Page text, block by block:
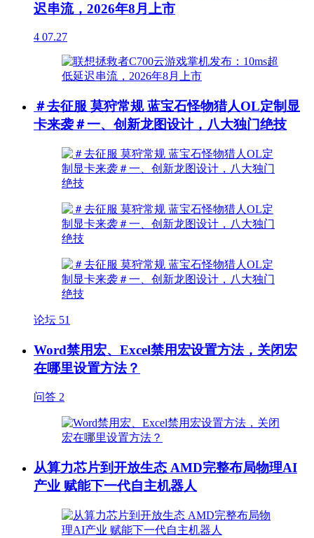
迟串流，2026年8月上市
4 07.27
＃去征服 莫狩常规 蓝宝石怪物猎人OL定制显
卡来袭＃一、创新龙图设计，八大独门绝技
论坛 51
Word禁用宏、Excel禁用宏设置方法，关闭宏
在哪里设置方法？
问答 2
从算力芯片到开放生态 AMD完整布局物理AI
产业 赋能下一代自主机器人